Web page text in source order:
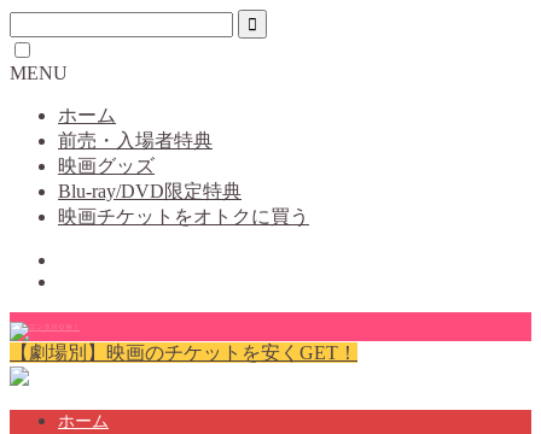
MENU
ホーム
前売・入場者特典
映画グッズ
Blu-ray/DVD限定特典
映画チケットをオトクに買う
【劇場別】映画のチケットを安くGET！
ホーム